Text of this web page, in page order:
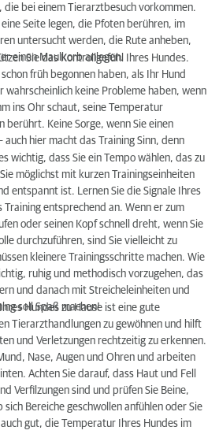
die bei einem Tierarztbesuch vorkommen.
Seite legen, die Pfoten berühren, im
untersucht werden, die Rute anheben,
einen Maulkorb anlegen.
Sie das Kontrollgefühl Ihres Hundes.
früh begonnen haben, als Ihr Hund
wahrscheinlich keine Probleme haben, wenn
ins Ohr schaut, seine Temperatur
Keine Sorge, wenn Sie einen
auch hier macht das Training Sinn, denn
wichtig, dass Sie ein Tempo wählen, das zu
möglichst mit kurzen Trainingseinheiten
entspannt ist. Lernen Sie die Signale Ihres
Training entsprechend an. Wenn er zum
oder seinen Kopf schnell dreht, wenn Sie
durchzuführen, sind Sie vielleicht zu
kleinere Trainingsschritte machen. Wie
ruhig und methodisch vorzugehen, das
und danach mit Streicheleinheiten und
soll Spaß machen!
Hundes zu Hause ist eine gute
Tierarzthandlungen zu gewöhnen und hilft
und Verletzungen rechtzeitig zu erkennen.
Nase, Augen und Ohren und arbeiten
Achten Sie darauf, dass Haut und Fell
Verfilzungen sind und prüfen Sie Beine,
sich Bereiche geschwollen anfühlen oder Sie
gut, die Temperatur Ihres Hundes im